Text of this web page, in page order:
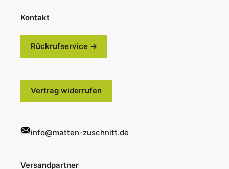
Kontakt
Rückrufservice →
Vertrag widerrufen
info@matten-zuschnitt.de
Versandpartner